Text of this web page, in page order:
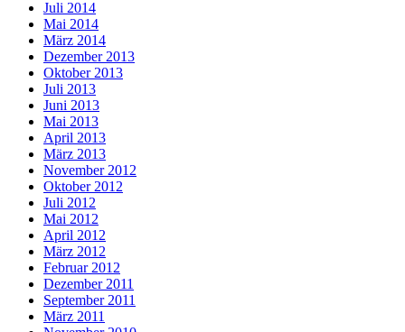
Juli 2014
Mai 2014
März 2014
Dezember 2013
Oktober 2013
Juli 2013
Juni 2013
Mai 2013
April 2013
März 2013
November 2012
Oktober 2012
Juli 2012
Mai 2012
April 2012
März 2012
Februar 2012
Dezember 2011
September 2011
März 2011